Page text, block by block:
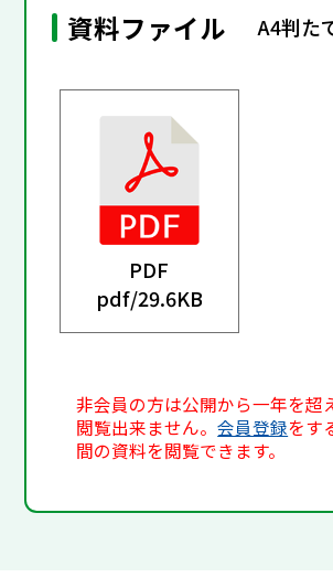
資料ファイル A4判た
PDF
pdf/29.6KB
非会員の方は公開から一年を超
閲覧出来ません。会員登録をす
間の資料を閲覧できます。